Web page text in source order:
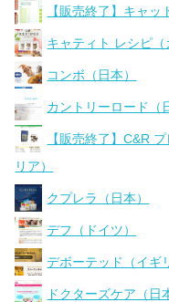
【販売終了】キャッ
キャティト レシピ（
コンボ（日本）
カントリーロード（
【販売終了】C&R
リア）
クプレラ（日本）
デフ（ドイツ）
デボーテッド（イギ
ドクターズケア（日